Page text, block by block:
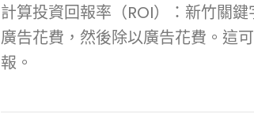
計算投資回報率（ROI）：新竹關
廣告花費，然後除以廣告花費。這
報。